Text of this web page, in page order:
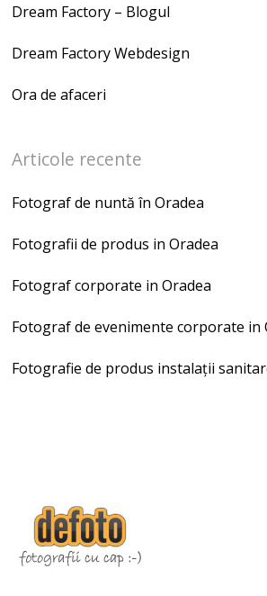
Dream Factory – Blogul
Dream Factory Webdesign
Ora de afaceri
Articole recente
Fotograf de nuntă în Oradea
Fotografii de produs in Oradea
Fotograf corporate in Oradea
Fotograf de evenimente corporate in
Fotografie de produs instalații